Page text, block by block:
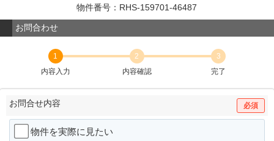
物件番号：RHS-159701-46487
お問合わせ
1
内容入力
2
内容確認
3
完了
お問合せ内容 必須
物件を実際に見たい